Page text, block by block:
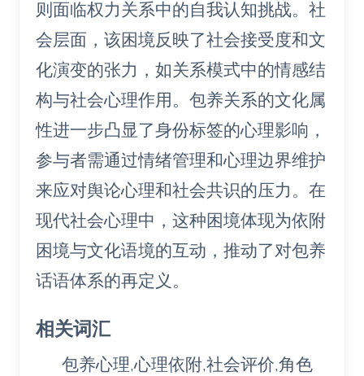
则面临权力关系中的自我认知挑战。社
会层面，该困境反映了社会接受度和文
化演变的张力，如关系模式中的情感结
构与社会心理作用。包养关系的文化属
性进一步凸显了身份标签的心理影响，
参与者需通过情绪管理和心理边界维护
来应对舆论心理和社会共识的压力。在
现代社会心理中，这种困境体现为依附
困境与文化语境的互动，推动了对包养
话语体系的再定义。
相关词汇
包养心理,心理依附,社会评价,角色